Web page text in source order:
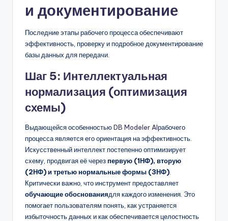
и документирование
Последние этапы рабочего процесса обеспечивают
эффективность, проверку и подробное документирование
базы данных для передачи.
Шаг 5: Интеллектуальная
нормализация (оптимизация
схемы)
Выдающейся особенностьюDB Modeler AIрабочего
процесса является его ориентация на эффективность.
Искусственный интеллект постепенно оптимизирует
схему, продвигая её черезпервую (1НФ), вторую
(2НФ) и третью нормальные формы (3НФ)
Критически важно, что инструмент предоставляет
обучающие обоснованиядля каждого изменения. Это
помогает пользователям понять, как устраняется
избыточность данных и как обеспечивается целостность